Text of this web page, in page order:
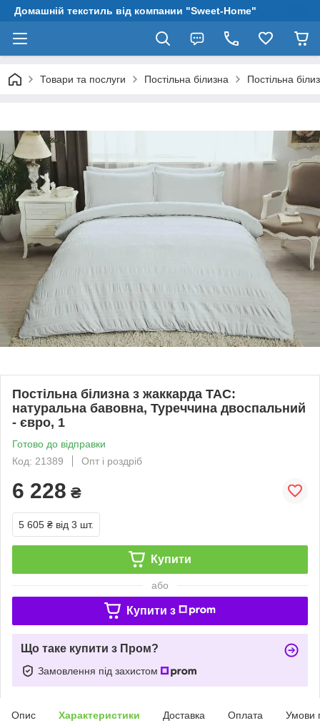
Домашній текстиль від компании "Sweet-Home"
Товари та послуги Постільна білизна Постільна
Постільна білизна з жаккарда TAC:
натуральна бавовна, Туреччина двоспальний
- євро, 1
Готово до відправки
Код: 21389
Опт і роздріб
6 228 ₴
5 605 ₴ від 3 шт.
Купити
або
Купити з
Що таке купити з Пром?
Замовлення під захистом
Опис Характеристики Доставка Оплата Умови